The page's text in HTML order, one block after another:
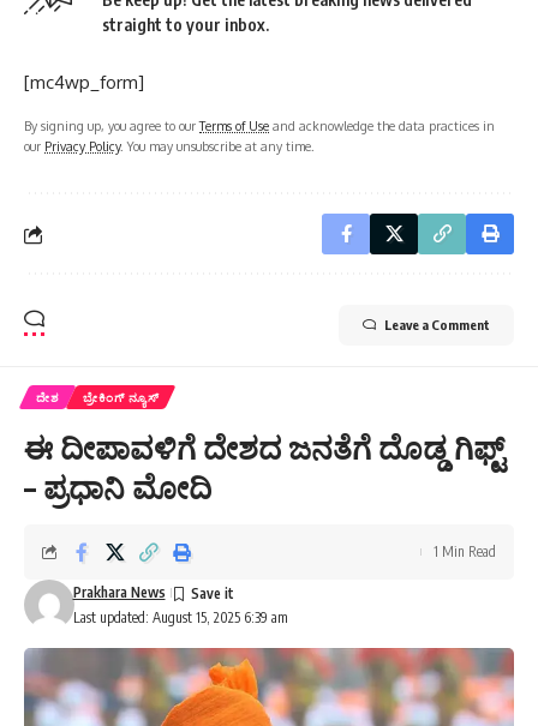
straight to your inbox.
[mc4wp_form]
By signing up, you agree to ourTerms of Use and acknowledge the data practices in
our Privacy Policy. You may unsubscribe at any time.
Leave a Comment
ದೇಶ ಬ್ರೇಕಿಂಗ್ ನ್ಯೂಸ್
ಈ ದೀಪಾವಳಿಗೆ ದೇಶದ ಜನತೆಗೆ ದೊಡ್ಡ ಗಿಫ್ಟ್‌
– ಪ್ರಧಾನಿ ಮೋದಿ
Last updated: August 15, 2025 6:39 am
Prakhara News
1 Min Read